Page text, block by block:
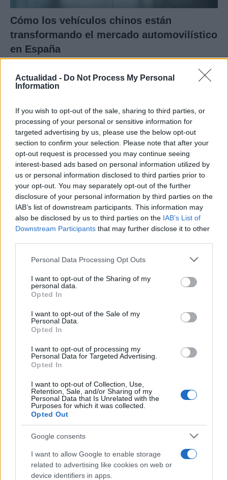
Actualidad - Do Not Process My Personal
Information
If you wish to opt-out of the sale, sharing to third parties, or
processing of your personal or sensitive information for
targeted advertising by us, please use the below opt-out
section to confirm your selection. Please note that after your
opt-out request is processed you may continue seeing
interest-based ads based on personal information utilized by
us or personal information disclosed to third parties prior to
your opt-out. You may separately opt-out of the further
disclosure of your personal information by third parties on the
IAB’s list of downstream participants. This information may
also be disclosed by us to third parties on the IAB’s List of
Downstream Participants that may further disclose it to other
Please note that this website/app uses one or more Google
not limited to your visit or usage behaviour. You may click to
grant or deny consent to Google and its third-party tags to
use your data for below specified purposes in below Google
consent section.
Personal Data Processing Opt Outs
I want to opt-out of the Sharing of my
personal data.
Opted In
I want to opt-out of the Sale of my
Personal Data.
Opted In
I want to opt-out of processing my
Personal Data for Targeted Advertising.
Opted In
I want to opt-out of Collection, Use,
Retention, Sale, and/or Sharing of my
Personal Data that Is Unrelated with the
Purposes for which it was collected.
Opted Out
Google consents
I want to allow Google to enable storage
related to advertising like cookies on web or
device identifiers in apps.
Cómo los vehículos chinos están
transformando el mercado automovilístico
en España
Compra tu coche de segunda mano en
AUTOMOVIL
Los coches más buscados
Con el objetivo de determinar cuáles son…
AUTOMOVIL